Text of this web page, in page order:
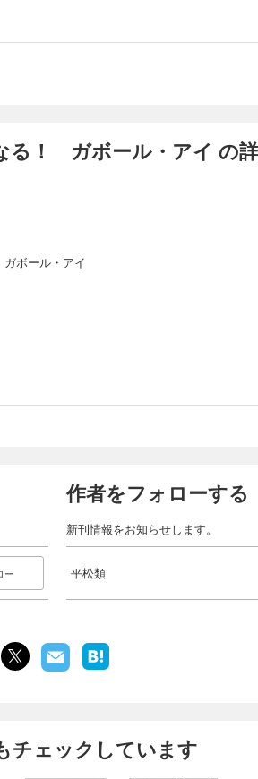
る！ ガボール・アイ の
ボール・アイ
ー
作者をフォローする
新刊情報をお知らせします。
平松類
チェックしています